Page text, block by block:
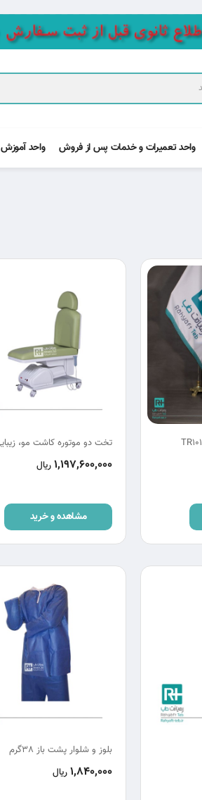
واحد تعمیرات و خدمات پس از فروش واحد آموزش
1,197,600,000 ریال
مشاهده و خرید
بلوز و شلوار پشت باز 38گرم
1,840,000 ریال